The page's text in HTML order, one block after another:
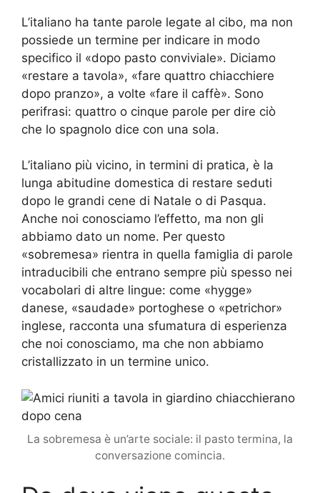
L’italiano ha tante parole legate al cibo, ma non
possiede un termine per indicare in modo
specifico il «dopo pasto conviviale». Diciamo
«restare a tavola», «fare quattro chiacchiere
dopo pranzo», a volte «fare il caffè». Sono
perifrasi: quattro o cinque parole per dire ciò
che lo spagnolo dice con una sola.
L’italiano più vicino, in termini di pratica, è la
lunga abitudine domestica di restare seduti
dopo le grandi cene di Natale o di Pasqua.
Anche noi conosciamo l’effetto, ma non gli
abbiamo dato un nome. Per questo
«sobremesa» rientra in quella famiglia di parole
intraducibili che entrano sempre più spesso nei
vocabolari di altre lingue: come «hygge»
danese, «saudade» portoghese o «petrichor»
inglese, racconta una sfumatura di esperienza
che noi conosciamo, ma che non abbiamo
cristallizzato in un termine unico.
La sobremesa è un’arte sociale: il pasto termina, la
conversazione comincia.